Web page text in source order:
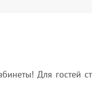
Для гостей